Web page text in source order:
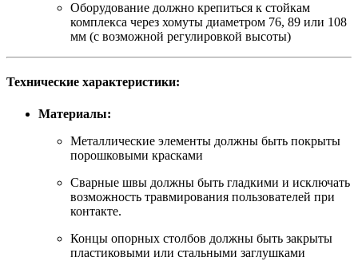
Оборудование должно крепиться к стойкам
комплекса через хомуты диаметром 76, 89 или 108
мм (с возможной регулировкой высоты)
Технические характеристики:
Материалы:
Металлические элементы должны быть покрыты
порошковыми красками
Сварные швы должны быть гладкими и исключать
возможность травмирования пользователей при
контакте.
Концы опорных столбов должны быть закрыты
пластиковыми или стальными заглушками